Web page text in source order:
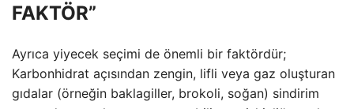
FAKTÖR”
Ayrıca yiyecek seçimi de önemli bir faktördür;
Karbonhidrat açısından zengin, lifli veya gaz oluşturan
gıdalar (örneğin baklagiller, brokoli, soğan) sindirim